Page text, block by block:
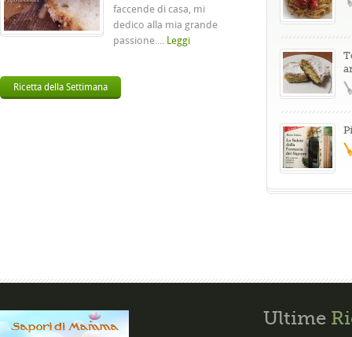
faccende di casa, mi
dedico alla mia grande
passione.... Leggi
Ricetta della Settimana
Ultime